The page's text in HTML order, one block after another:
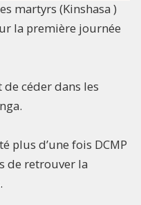
martyrs (Kinshasa )
la première journée
céder dans les
plus d’une fois DCMP
de retrouver la